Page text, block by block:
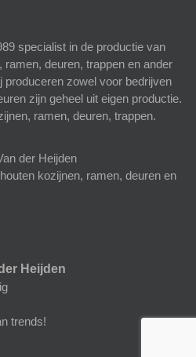
specialist in de productie van
ramen, deuren, trappen en ander
zowel voor bedrijven
zijn geheel uit eigen productie.
ramen, deuren, trappen.
der Heijden
kozijnen, ramen, deuren en
Heijden
trends!